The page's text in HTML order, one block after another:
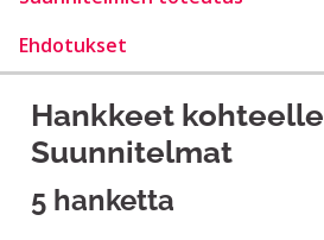
Ehdotukset
Hankkeet kohteelle
Suunnitelmat
5 hanketta